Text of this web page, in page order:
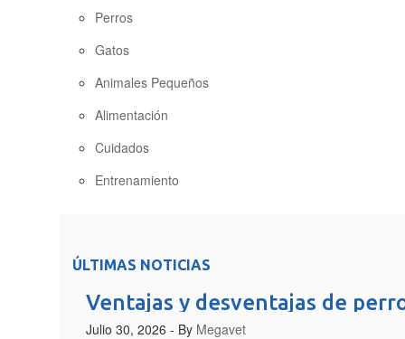
Perros
Gatos
Animales Pequeños
Alimentación
Cuidados
Entrenamiento
ÚLTIMAS NOTICIAS
Ventajas y desventajas de
Julio 30, 2026 - By Megavet